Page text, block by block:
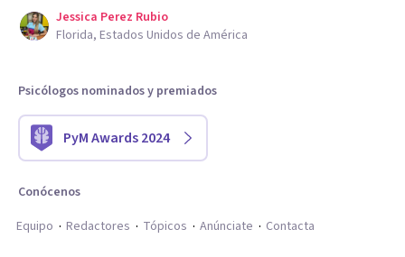
Jessica Perez Rubio
Florida, Estados Unidos de América
Psicólogos nominados y premiados
PyM Awards 2024
Conócenos
Equipo
Redactores Tópicos Anúnciate Contacta